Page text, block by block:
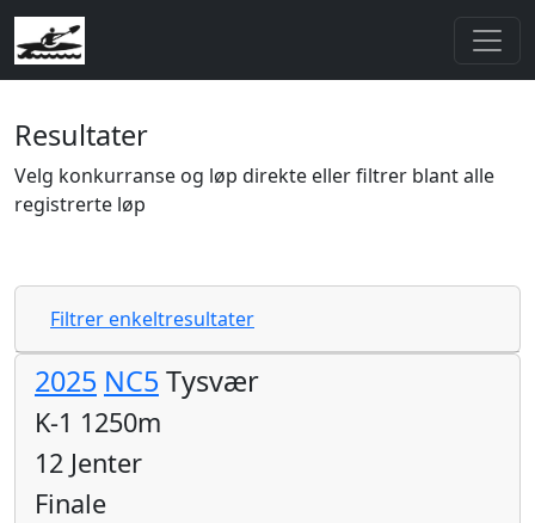
Resultater
Velg konkurranse og løp direkte eller filtrer blant alle
registrerte løp
Filtrer enkeltresultater
2025 NC5 Tysvær
K-1 1250m
12 Jenter
Finale